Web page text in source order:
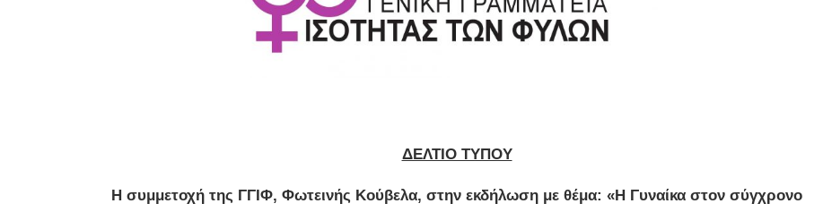
ΔΕΛΤΙΟ ΤΥΠΟΥ
Η συμμετοχή της ΓΓΙΦ, Φωτεινής Κούβελα, στην εκδήλωση με θέμα: «Η Γυναίκα στον σύγχρονο